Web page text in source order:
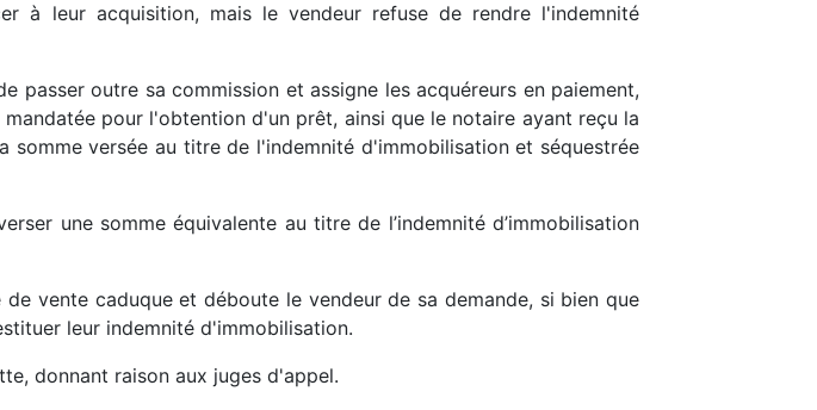
à leur acquisition, mais le vendeur refuse de rendre l'indemnité
outre sa commission et assigne les acquéreurs en paiement,
pour l'obtention d'un prêt, ainsi que le notaire ayant reçu la
versée au titre de l'indemnité d'immobilisation et séquestrée
une somme équivalente au titre de l’indemnité d’immobilisation
vente caduque et déboute le vendeur de sa demande, si bien que
leur indemnité d'immobilisation.
donnant raison aux juges d'appel.